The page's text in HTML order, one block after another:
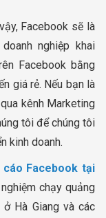
Facebook sẽ là
nghiệp khai
Facebook bằng
giá rẻ. Nếu bạn là
kênh Marketing
tôi để chúng tôi
kinh doanh.
cáo Facebook tại
chạy quảng
Hà Giang và các